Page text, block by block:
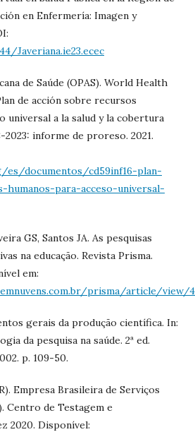
en Enfermería: Imagen y
Javeriana.ie23.ecec
de Saúde (OPAS). World Health
de acción sobre recursos
universal a la salud y la cobertura
2023: informe de proreso. 2021.
documentos/cd59inf16-plan-
humanos-para-acceso-universal-
GS, Santos JA. As pesquisas
na educação. Revista Prisma.
em:
prisma/article/view/
gerais da produção científica. In:
da pesquisa na saúde. 2ª ed.
p. 109-50.
Empresa Brasileira de Serviços
Centro de Testagem e
2020. Disponível: